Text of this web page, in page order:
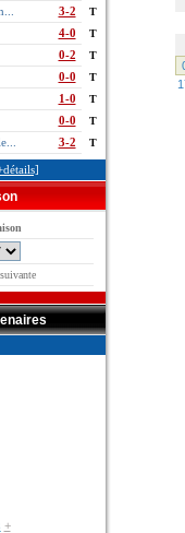
3-2 T
4-0 T
0-2 T
0-0 T
1-0 T
0-0 T
3-2 T
suivante
+